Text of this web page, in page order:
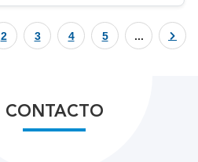
2 3 4 5 ...
CONTACTO